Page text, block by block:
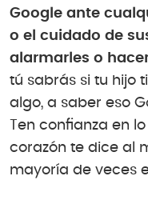
Google ante
o el cuidado de
alarmarles o
tú sabrás si tu hijo
algo, a saber eso
Ten confianza en
corazón te dice al
mayoría de veces